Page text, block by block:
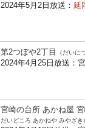
2024年5月2日放送： 延
第2つぼや2丁目 （だいに
2024年4月25日放送：
宮崎の台所 あかね屋
だいどころ あかねや みやざき